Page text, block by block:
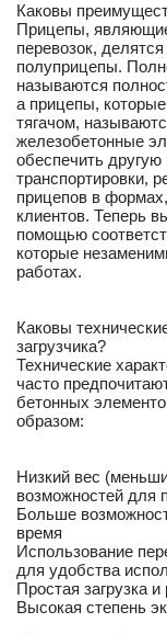
Каковы
Прицепы,
перевозок,
полуприцепы.
называются
а прицепы,
тягачом,
железобетонные
обеспечить другую
транспортировки,
прицепов в
клиентов. Теперь
помощью
которые
работах.
Каковы
загрузчика?
Технические
часто
бетонных
образом:
Низкий вес
возможностей для
Больше
время
Использование
для удобства
Простая загрузка
Высокая степень